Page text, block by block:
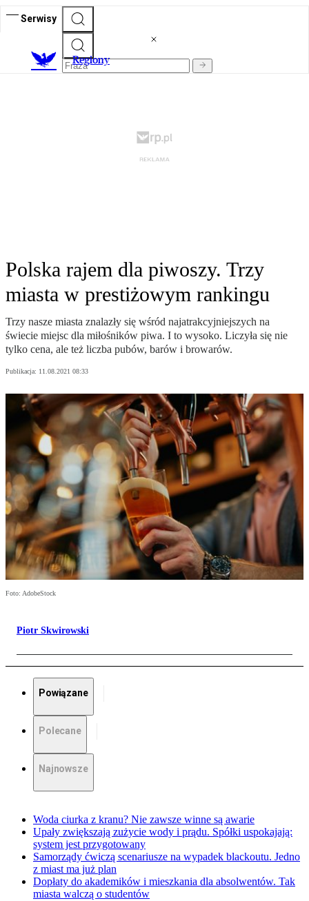
Serwisy
Regiony
Polska rajem dla piwoszy. Trzy
miasta w prestiżowym rankingu
Trzy nasze miasta znalazły się wśród najatrakcyjniejszych na
świecie miejsc dla miłośników piwa. I to wysoko. Liczyła się nie
tylko cena, ale też liczba pubów, barów i browarów.
Publikacja: 11.08.2021 08:33
Foto: AdobeStock
Piotr Skwirowski
Powiązane
Polecane
Najnowsze
Woda ciurka z kranu? Nie zawsze winne są awarie
Upały zwiększają zużycie wody i prądu. Spółki uspokajają:
system jest przygotowany
Samorządy ćwiczą scenariusze na wypadek blackoutu. Jedno
z miast ma już plan
Dopłaty do akademików i mieszkania dla absolwentów. Tak
miasta walczą o studentów